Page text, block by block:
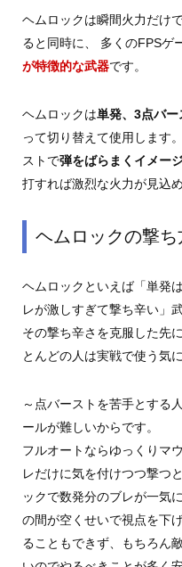
ヘムロックは瞬間火力だけ
ると同時に、 多くのFPSゲ
が特徴的な武器です。
ヘムロックは単発、3点バー
って切り替えて使用します
ストで弾をばらまくイメー
打すれば激烈な火力が見込め
ヘムロックの撃ち
ヘムロックといえば「単発
レが激しすぎて撃ち辛い」
その撃ち辛さを克服した先
とんどの人は実戦で使う気
～点バーストを苦手とする
ールが難しいからです。
フルオートならゆっくりマ
レだけに気を付けつつ撃つ
ックで数発分のブレが一気
の間が空くせいで視点を下
ることもできず、もちろん